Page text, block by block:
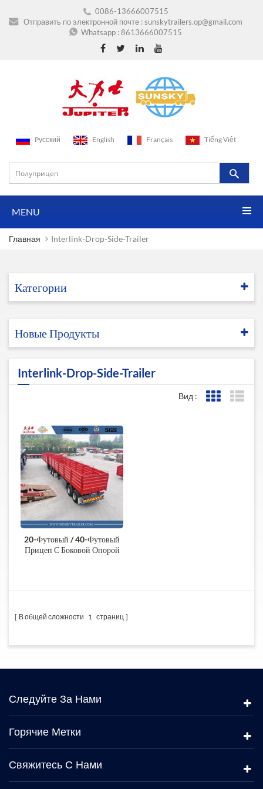
0086-13666007515
Отправить по электронной почте :sunskytrailers.op@gmail.com
Whatsapp :8613666007515
Pусский English Français Tiếng Việt
MENU
Главная Interlink-Drop-Side-Trailer
Категории
Новые Продукты
Interlink-Drop-Side-Trailer
Вид :
20-Футовый / 40-Футовый
Прицеп С Боковой Опорой
В общей сложности 1 страниц
Следуйте За Нами
Горячие Метки
Свяжитесь С Нами